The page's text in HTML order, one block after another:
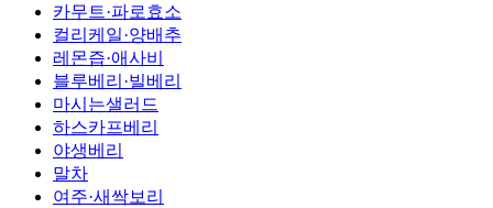
카무트·파로효소
컬리케일·양배추
레몬즙·애사비
블루베리·빌베리
마시는샐러드
하스카프베리
야생베리
말차
여주·새싹보리